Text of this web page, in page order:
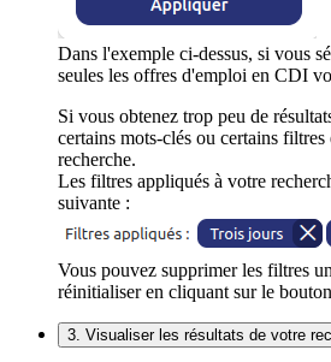
Dans l'exemple ci-dessus, si vous
seules les offres d'emploi en CDI
Si vous obtenez trop peu de
certains mots-clés ou certains
recherche.
Les filtres appliqués à votre
suivante :
Vous pouvez supprimer les filtres
réinitialiser en cliquant sur le
3. Visualiser les résultats de votre